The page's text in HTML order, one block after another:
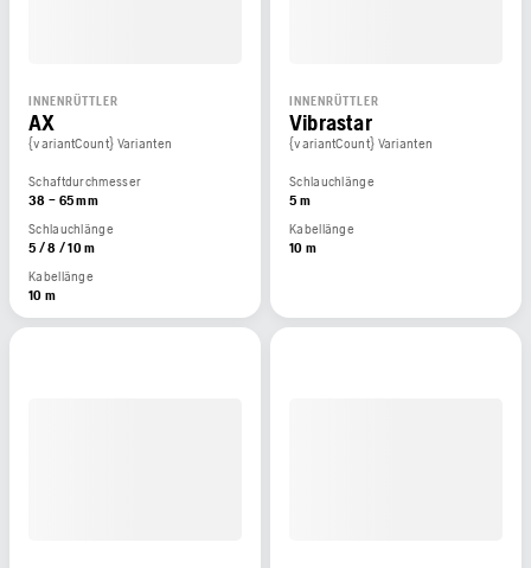
INNENRÜTTLER
AX
{variantCount} Varianten
Schaftdurchmesser
38 – 65 mm
Schlauchlänge
5 / 8 / 10 m
Kabellänge
10 m
INNENRÜTTLER
Vibrastar
{variantCount} Varianten
Schlauchlänge
5 m
Kabellänge
10 m